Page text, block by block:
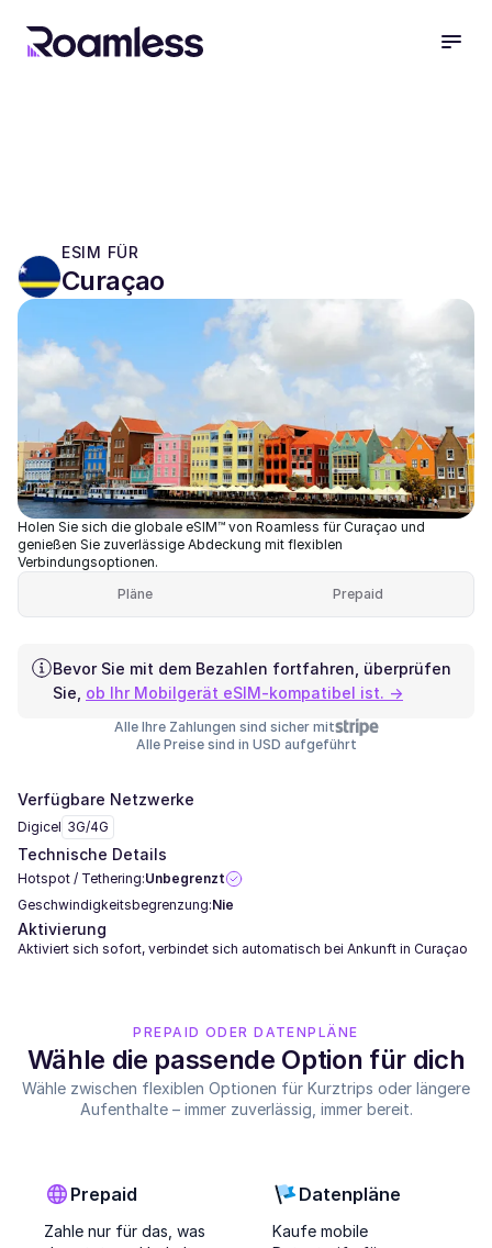
ESIM FÜR
Curaçao
Holen Sie sich die globale eSIM™ von Roamless für Curaçao und
genießen Sie zuverlässige Abdeckung mit flexiblen
Verbindungsoptionen.
Pläne
Prepaid
Bevor Sie mit dem Bezahlen fortfahren, überprüfen
Sie, ob Ihr Mobilgerät eSIM-kompatibel ist. →
Alle Ihre Zahlungen sind sicher mit
Alle Preise sind in USD aufgeführt
Verfügbare Netzwerke
Digicel 3G/4G
Technische Details
Hotspot / Tethering:Unbegrenzt
Geschwindigkeitsbegrenzung:Nie
Aktivierung
Aktiviert sich sofort, verbindet sich automatisch bei Ankunft in Curaçao
PREPAID ODER DATENPLÄNE
Wähle die passende Option für dich
Wähle zwischen flexiblen Optionen für Kurztrips oder längere
Aufenthalte – immer zuverlässig, immer bereit.
Prepaid
Zahle nur für das, was
Datenpläne
Kaufe mobile